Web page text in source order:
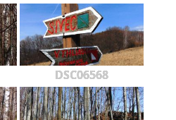
DSC06568